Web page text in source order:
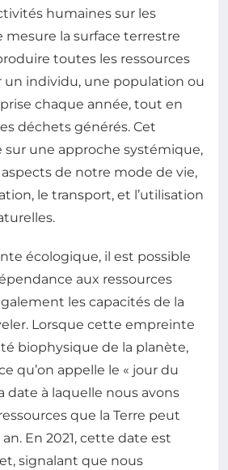
humaines sur les
mesure la surface terrestre
toutes les ressources
un individu, une population ou
chaque année, tout en
déchets générés. Cet
sur une approche systémique,
de notre mode de vie,
le transport, et l’utilisation
écologique, il est possible
aux ressources
les capacités de la
Lorsque cette empreinte
biophysique de la planète,
qu’on appelle le « jour du
date à laquelle nous avons
que la Terre peut
En 2021, cette date est
signalant que nous